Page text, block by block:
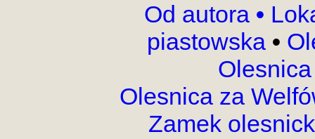
Od autora •
piastowska •
Olesnica za
Zamek